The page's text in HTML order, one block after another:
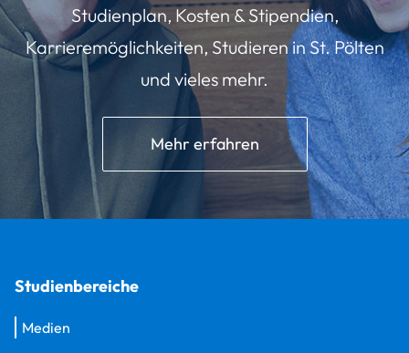
Studienplan, Kosten & Stipendien,
Karrieremöglichkeiten, Studieren in St. Pölten
und vieles mehr.
Mehr erfahren
Studienbereiche
Medien